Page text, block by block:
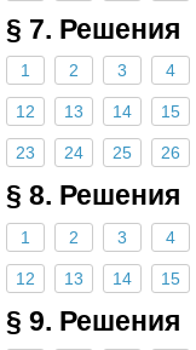
§ 7. Решения
1 2 3 4
12 13 14 15
23 24 25 26
§ 8. Решения
1 2 3 4
12 13 14 15
§ 9. Решения